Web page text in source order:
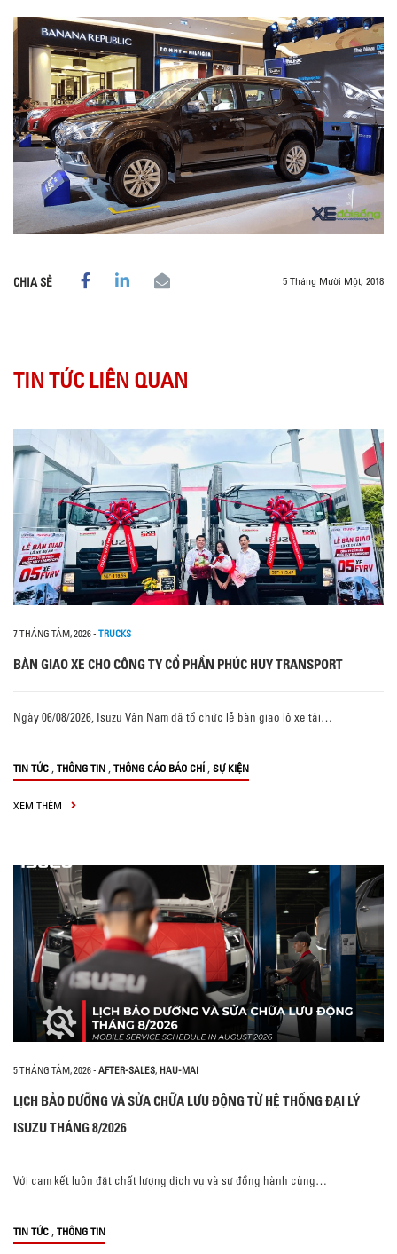
CHIA SẺ 5 Tháng Mười Một, 2018
TIN TỨC LIÊN QUAN
7 THÁNG TÁM, 2026- TRUCKS
BÀN GIAO XE CHO CÔNG TY CỔ PHẦN PHÚC HUY TRANSPORT
Ngày 06/08/2026, Isuzu Vân Nam đã tổ chức lễ bàn giao lô xe tải…
TIN TỨC , THÔNG TIN , THÔNG CÁO BÁO CHÍ , SỰ KIỆN
XEM THÊM
5 THÁNG TÁM, 2026- AFTER-SALES, HAU-MAI
LỊCH BẢO DƯỠNG VÀ SỬA CHỮA LƯU ĐỘNG TỪ HỆ THỐNG ĐẠI LÝ
ISUZU THÁNG 8/2026
Với cam kết luôn đặt chất lượng dịch vụ và sự đồng hành cùng…
TIN TỨC , THÔNG TIN